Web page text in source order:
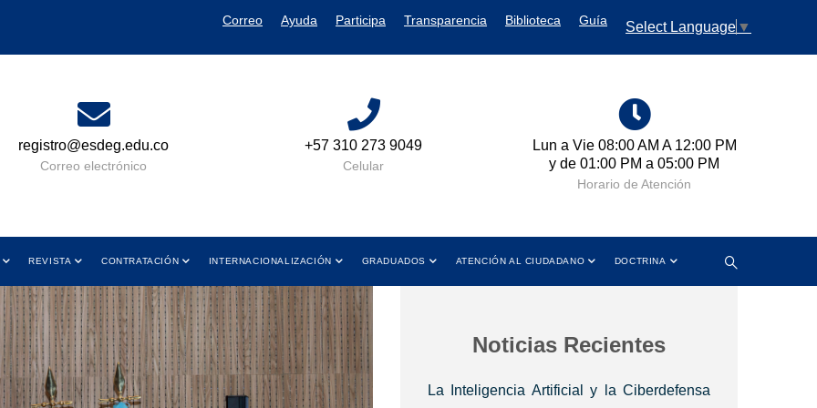
Correo Ayuda Participa Transparencia Biblioteca Guía Select Language ▼
+57 310 273 9049
Celular
Lun a Vie 08:00 AM A 12:00 PM
y de 01:00 PM a 05:00 PM
Cra 11 No. 102-50 Bogotá D.C.,
Colombia
Dirección
REVISTA CONTRATACIÓN INTERNACIONALIZACIÓN GRADUADOS ATENCIÓN AL CIUDADANO DOCTRINA
Noticias Recientes
La Inteligencia Artificial y la Ciberdefensa